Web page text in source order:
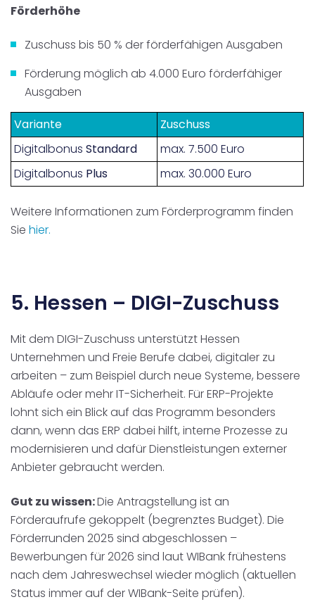
Förderhöhe
Zuschuss bis 50 % der förderfähigen Ausgaben
Förderung möglich ab 4.000 Euro förderfähiger
Ausgaben
Variante
Zuschuss
DigitalbonusStandard
max. 7.500 Euro
Digitalbonus Plus max. 30.000 Euro
Weitere Informationen zum Förderprogramm finden
Siehier.
5. Hessen – DIGI-Zuschuss
Mit dem DIGI-Zuschuss unterstützt Hessen
Unternehmen und Freie Berufe dabei, digitaler zu
arbeiten – zum Beispiel durch neue Systeme, bessere
Abläufe oder mehr IT-Sicherheit. Für ERP-Projekte
lohnt sich ein Blick auf das Programm besonders
dann, wenn das ERP dabei hilft, interne Prozesse zu
modernisieren und dafür Dienstleistungen externer
Anbieter gebraucht werden.
Gut zu wissen:Die Antragstellung ist an
Förderaufrufe gekoppelt (begrenztes Budget). Die
Förderrunden 2025 sind abgeschlossen –
Bewerbungen für 2026 sind laut WIBank frühestens
nach dem Jahreswechsel wieder möglich (aktuellen
Status immer auf der WIBank-Seite prüfen).